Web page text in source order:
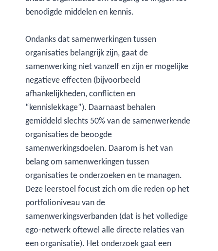
benodigde middelen en kennis.
Ondanks dat samenwerkingen tussen
organisaties belangrijk zijn, gaat de
samenwerking niet vanzelf en zijn er mogelijke
negatieve effecten (bijvoorbeeld
afhankelijkheden, conflicten en
“kennislekkage”). Daarnaast behalen
gemiddeld slechts 50% van de samenwerkende
organisaties de beoogde
samenwerkingsdoelen. Daarom is het van
belang om samenwerkingen tussen
organisaties te onderzoeken en te managen.
Deze leerstoel focust zich om die reden op het
portfolioniveau van de
samenwerkingsverbanden (dat is het volledige
ego-netwerk oftewel alle directe relaties van
een organisatie). Het onderzoek gaat een